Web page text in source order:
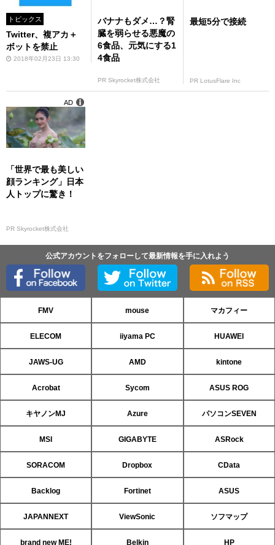
トピックス
Twitter、複アカ＋
ボットを禁止
2018年02月23日 13:30
バナナもダメ…？腎
臓を弱らせる悪魔の
6食品、元気にする1
4食品
PR Skyrocket株式会社
最短5分で接続
PR LotusFlare Inc
「世界で最も美しい
顔ランキング」日本
人トップに驚き！
PR Skyrocket株式会社
AD
公式アカウントをフォローして最新情報を手に入れよう
FMV mouse マカフィー
ELECOM iiyama PC HUAWEI
JAWS-UG AMD kintone
Acrobat Sycom ASUS ROG
キヤノンMJ Azure パソコンSEVEN
MSI GIGABYTE ASRock
SORACOM Dropbox CData
Backlog Fortinet ASUS
JAPANNEXT ViewSonic ソフマップ
brand new ME! Belkin HP